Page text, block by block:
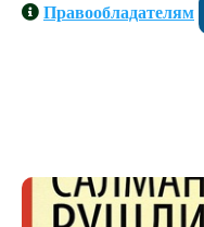
Правообладателям